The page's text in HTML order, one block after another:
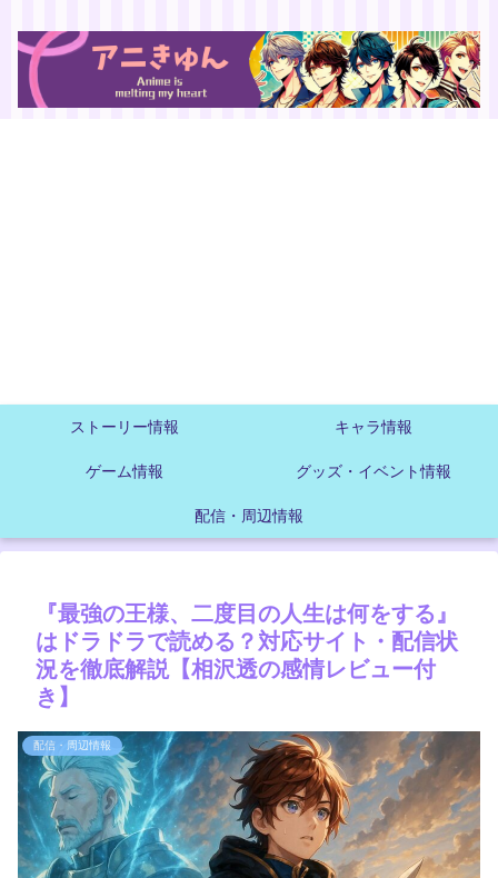
ストーリー情報 キャラ情報
ゲーム情報 グッズ・イベント情報
配信・周辺情報
『最強の王様、二度目の人生は何をする』
はドラドラで読める？対応サイト・配信状
況を徹底解説【相沢透の感情レビュー付
き】
配信・周辺情報